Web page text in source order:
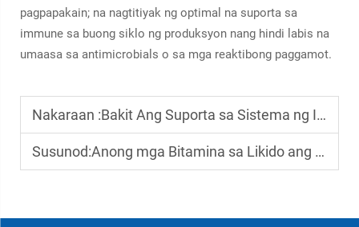
pagpapakain; na nagtitiyak ng optimal na suporta sa
immune sa buong siklo ng produksyon nang hindi labis na
umaasa sa antimicrobials o sa mga reaktibong paggamot.
Nakaraan :Bakit Ang Suporta sa Sistema ng Imunidad ay Mahalaga para sa Kalamangan sa Pagkabuhay ng mga Batang Hayop
Susunod:Anong mga Bitamina sa Likido ang Gumaganap ng Mahalagang Papel sa Pagbuo ng Immune System ng Mga Hayop na Ginagamit sa Paggawa ng Produkto?